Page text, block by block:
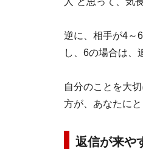
逆に、相手が4～
し、6の場合は、
自分のことを大
方が、あなたに
返信が来や